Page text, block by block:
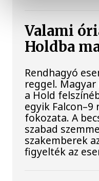
Valami
Holdba
Rendhagyó
reggel.
a Hold
egyik
fokozata. A
szabad
szakemberek
figyelték az